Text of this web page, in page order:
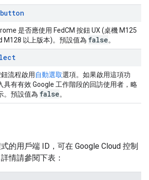
button
是否應使用 FedCM 按鈕 UX (桌機 M125
M128 以上版本)。預設值為 false。
流程啟用 自動選取選項。如果啟用這項功
具有有效 Google 工作階段的回訪使用者，略
。預設值為 false。
的用戶端 ID，可在 Google Cloud 控制
情請參閱下表：